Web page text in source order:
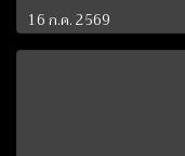
16 ก.ค. 2569